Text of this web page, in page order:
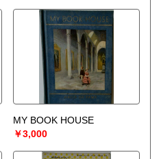
MY BOOK HOUSE
￥3,000